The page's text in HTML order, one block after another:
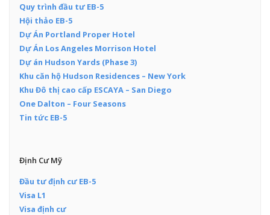
Quy trình đầu tư EB-5
Hội thảo EB-5
Dự Án Portland Proper Hotel
Dự Án Los Angeles Morrison Hotel
Dự án Hudson Yards (Phase 3)
Khu căn hộ Hudson Residences – New York
Khu Đô thị cao cấp ESCAYA – San Diego
One Dalton – Four Seasons
Tin tức EB-5
Định Cư Mỹ
Đầu tư định cư EB-5
Visa L1
Visa định cư